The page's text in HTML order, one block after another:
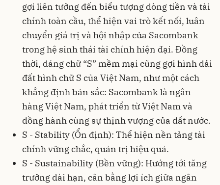
gợi liên tưởng đến biểu tượng dòng tiền và tài
chính toàn cầu, thể hiện vai trò kết nối, luân
chuyển giá trị và hội nhập của Sacombank
trong hệ sinh thái tài chính hiện đại. Đồng
thời, dáng chữ “S” mềm mại cũng gợi hình dải
đất hình chữ S của Việt Nam, như một cách
khẳng định bản sắc: Sacombank là ngân
hàng Việt Nam, phát triển từ Việt Nam và
đồng hành cùng sự thịnh vượng của đất nước.
S - Stability (Ổn định): Thể hiện nền tảng tài
chính vững chắc, quản trị hiệu quả.
S - Sustainability (Bền vững): Hướng tới tăng
trưởng dài hạn, cân bằng lợi ích giữa ngân